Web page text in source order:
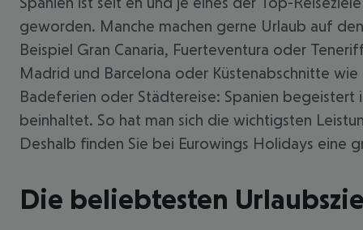
geworden. Manche machen gerne Urlaub auf
Beispiel Gran Canaria, Fuerteventura oder
Madrid und Barcelona oder Küstenabschnitte
Badeferien oder Städtereise: Spanien begeistert
beinhaltet. So hat man sich die wichtigsten
Deshalb finden Sie bei Eurowings Holidays eine
Die beliebtesten